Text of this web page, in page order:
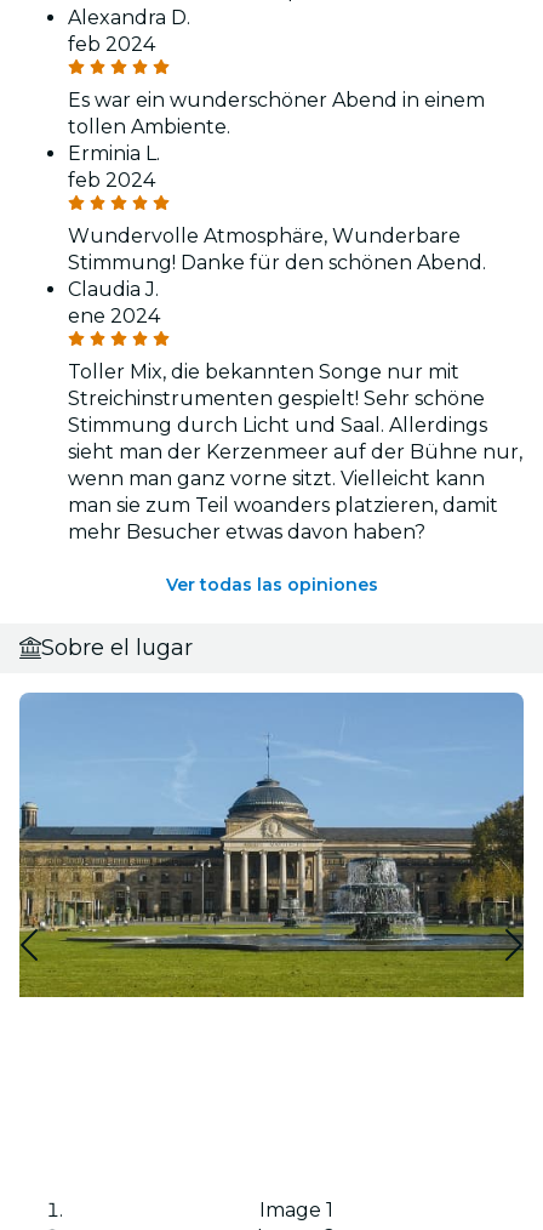
Alexandra D.
feb 2024
Es war ein wunderschöner Abend in einem
tollen Ambiente.
Erminia L.
feb 2024
Wundervolle Atmosphäre, Wunderbare
Stimmung! Danke für den schönen Abend.
Claudia J.
ene 2024
Toller Mix, die bekannten Songe nur mit
Streichinstrumenten gespielt! Sehr schöne
Stimmung durch Licht und Saal. Allerdings
sieht man der Kerzenmeer auf der Bühne nur,
wenn man ganz vorne sitzt. Vielleicht kann
man sie zum Teil woanders platzieren, damit
mehr Besucher etwas davon haben?
Ver todas las opiniones
Sobre el lugar
Image 1